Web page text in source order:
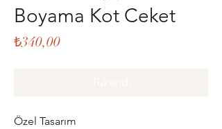
Boyama Kot Ceket
₺340,00Fiyat
Özel Tasarım